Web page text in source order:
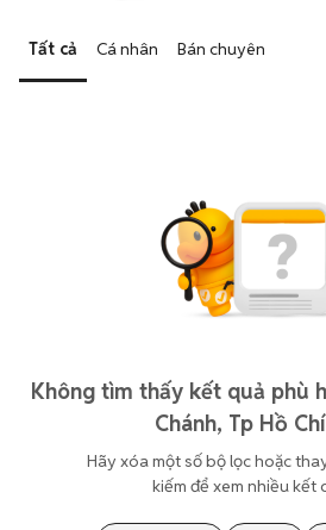
Tất cả Cá nhân Bán chuyên
Không tìm thấy kết quả phù
Chánh, Tp Hồ
Hãy xóa một số bộ lọc hoặc
kiếm để xem nhiều kết